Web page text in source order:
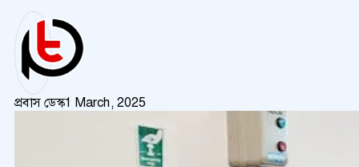
প্রবাস ডেস্ক1 March, 2025